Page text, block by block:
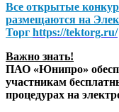
Все открытые
размещаются на
Торг https://tektorg.ru/
Важно знать!
ПАО «Юнипро»
участникам
процедурах на